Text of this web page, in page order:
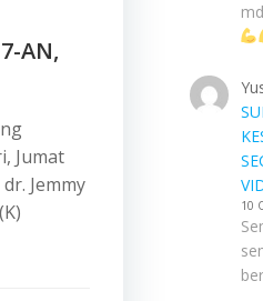
AN,
Jumat
Jemmy
10